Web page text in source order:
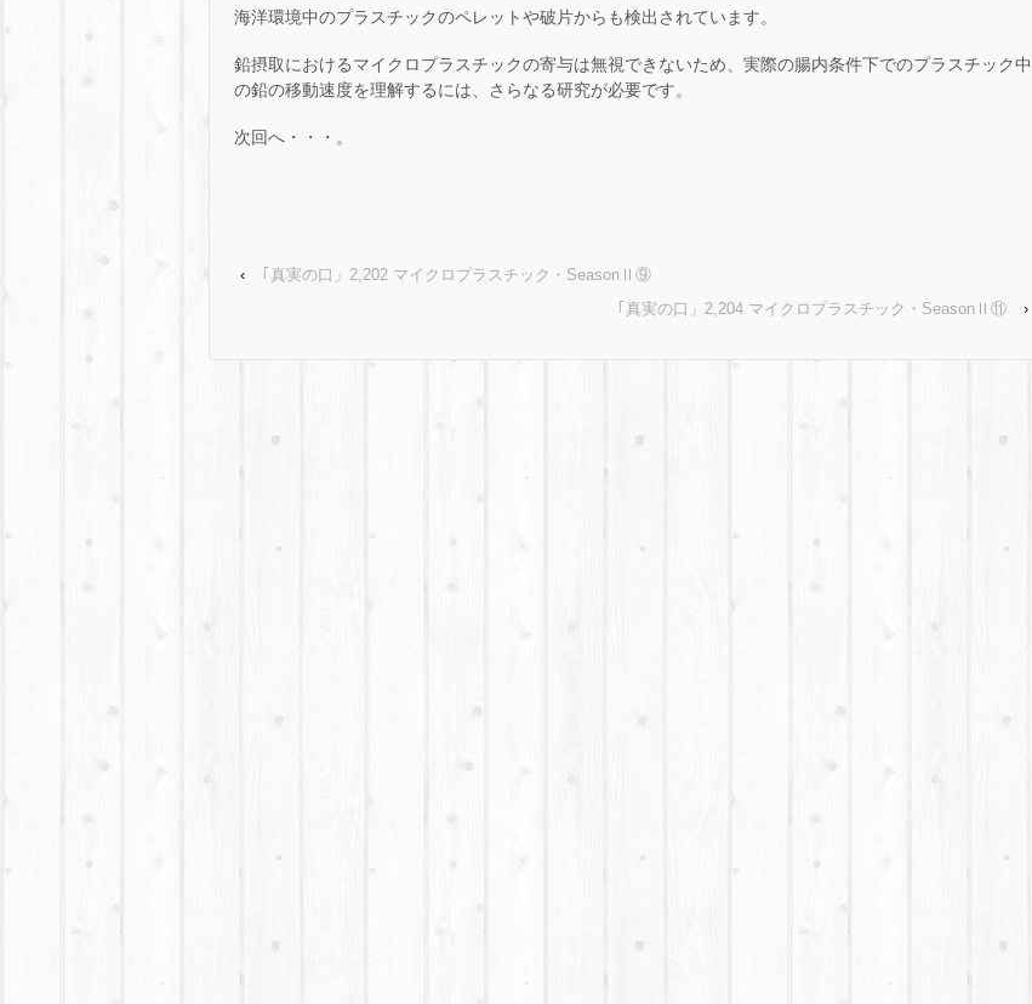
海洋環境中のプラスチックのペレットや破片からも検出されています。
鉛摂取におけるマイクロプラスチックの寄与は無視できないため、実際の腸内条件下でのプラスチック中
の鉛の移動速度を理解するには、さらなる研究が必要です。
次回へ・・・。
‹
｢真実の口」2,202 マイクロプラスチック・SeasonⅡ⑨
｢真実の口」2,204 マイクロプラスチック・SeasonⅡ⑪
›